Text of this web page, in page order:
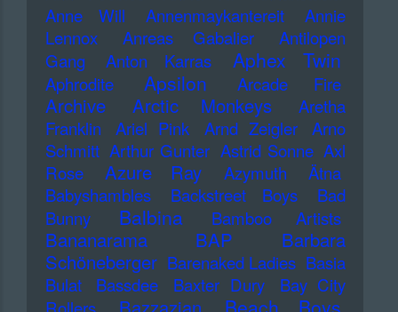
Anne Will
Annenmaykantereit
Annie
Lennox
Anreas Gabalier
Antilopen
Gang
Anton Karras Aphex Twin
Aphrodite Apsilon Arcade Fire
Archive Arctic Monkeys
Aretha
Franklin
Ariel Pink Arnd Zeigler
Arno
Schmitt Arthur Gunter Astrid Sonne Axl
Rose
Azure Ray Azymuth
Ätna
Babyshambles
Backstreet Boys
Bad
Bunny
Balbina Bamboo Artists
Bananarama BAP
Barbara
Schöneberger Barenaked Ladies Basia
Bulat
Bassdee Baxter Dury
Bay City